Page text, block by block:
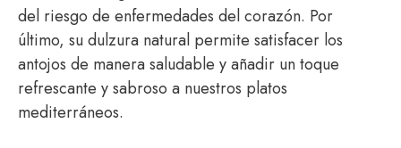
del riesgo de enfermedades del corazón. Por
último, su dulzura natural permite satisfacer los
antojos de manera saludable y añadir un toque
refrescante y sabroso a nuestros platos
mediterráneos.